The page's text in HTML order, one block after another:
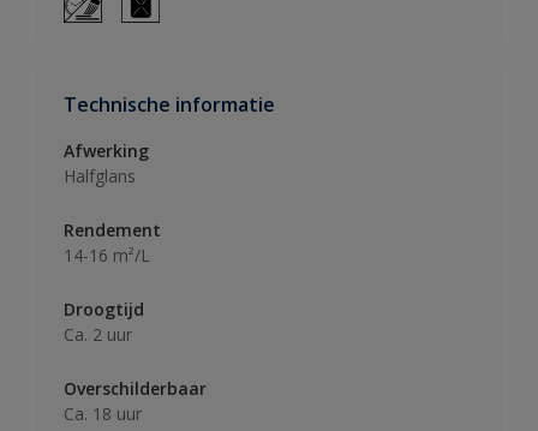
Technische informatie
Afwerking
Halfglans
Rendement
14-16 m²/L
Droogtijd
Ca. 2 uur
Overschilderbaar
Ca. 18 uur